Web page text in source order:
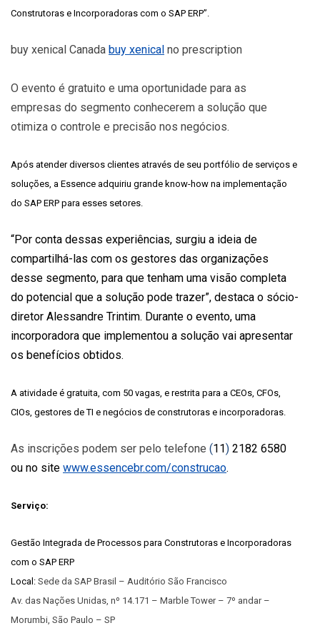
Construtoras e Incorporadoras com o SAP ERP”.
buy xenical Canada buy xenical no prescription
O evento é gratuito e uma oportunidade para as
empresas do segmento conhecerem a solução que
otimiza o controle e precisão nos negócios.
Após atender diversos clientes através de seu portfólio de serviços e
soluções, a Essence adquiriu grande know-how na implementação
do SAP ERP para esses setores.
“Por conta dessas experiências, surgiu a ideia de
compartilhá-las com os gestores das organizações
desse segmento, para que tenham uma visão completa
do potencial que a solução pode trazer”, destaca o sócio-
diretor Alessandre Trintim. Durante o evento, uma
incorporadora que implementou a solução vai apresentar
os benefícios obtidos.
A atividade é gratuita, com 50 vagas, e restrita para a CEOs, CFOs,
CIOs, gestores de TI e negócios de construtoras e incorporadoras.
As inscrições podem ser pelo telefone (11) 2182 6580
ou no site www.essencebr.com/construcao.
Serviço:
Gestão Integrada de Processos para Construtoras e Incorporadoras
com o SAP ERP
Local: Sede da SAP Brasil – Auditório São Francisco
Av. das Nações Unidas, nº 14.171 – Marble Tower – 7º andar –
Morumbi, São Paulo – SP